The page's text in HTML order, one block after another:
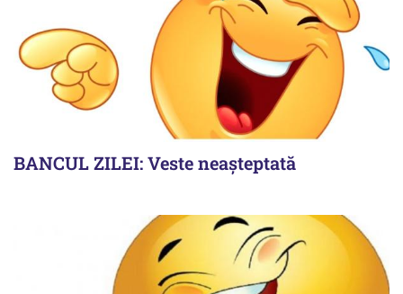
BANCUL ZILEI: Veste neașteptată